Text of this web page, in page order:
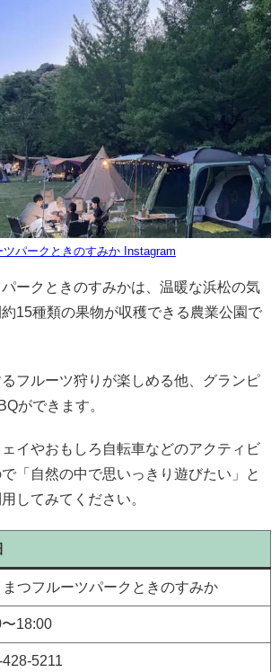
ツパークときのすみか Instagram
ークときのすみかは、温暖な浜松の気
15種類の果物が収穫できる農業公園で
フルーツ狩りが楽しめる他、グランピ
ができます。
イやおもしろ自転車などのアクティビ
「自然の中で思いっきり遊びたい」と
してみてください。
まつフルーツパークときのすみか
18:00
5211